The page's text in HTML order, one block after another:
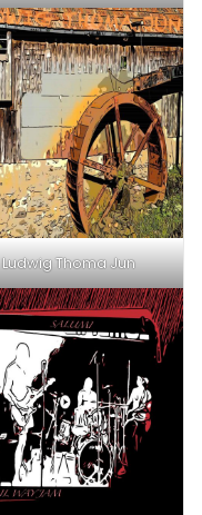
Ludwig Thoma Jun